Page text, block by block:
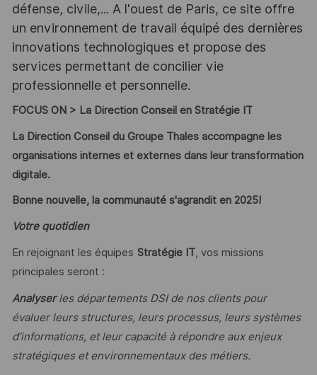
défense, civile,... A l'ouest de Paris, ce site offre
un environnement de travail équipé des dernières
innovations technologiques et propose des
services permettant de concilier vie
professionnelle et personnelle.
FOCUS ON > La Direction Conseil en Stratégie IT
La Direction Conseil du Groupe Thales accompagne les
organisations internes et externes dans leur transformation
digitale.
Bonne nouvelle, la communauté s'agrandit en 2025!
Votre quotidien
En rejoignant les équipes Stratégie IT, vos missions
principales seront :
Analyser les départements DSI de nos clients pour
évaluer leurs structures, leurs processus, leurs systèmes
d’informations, et leur capacité à répondre aux enjeux
stratégiques et environnementaux des métiers.